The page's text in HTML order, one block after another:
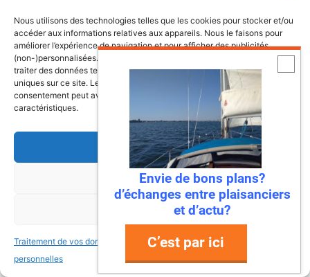
Nous utilisons des technologies telles que les cookies pour stocker et/ou
accéder aux informations relatives aux appareils. Nous le faisons pour
améliorer l’expérience de navigation et pour afficher des publicités
(non-)personnalisées. Consentir à ces technologies nous autorisera à
traiter des données telles que le comportement de navigation ou les ID
uniques sur ce site. Le fait de ne pas consentir ou de retirer son
consentement peut avoir un effet négatif sur certaines fonctonnalités et
caractéristiques.
Accepter
Refuser
Voir les préférences
Traitement de vos données
personnelles
Traitement de vos données
personnelles
Envie de bons plans?
d’échanges entre plaisanciers
et d’actu?
C’est par ici